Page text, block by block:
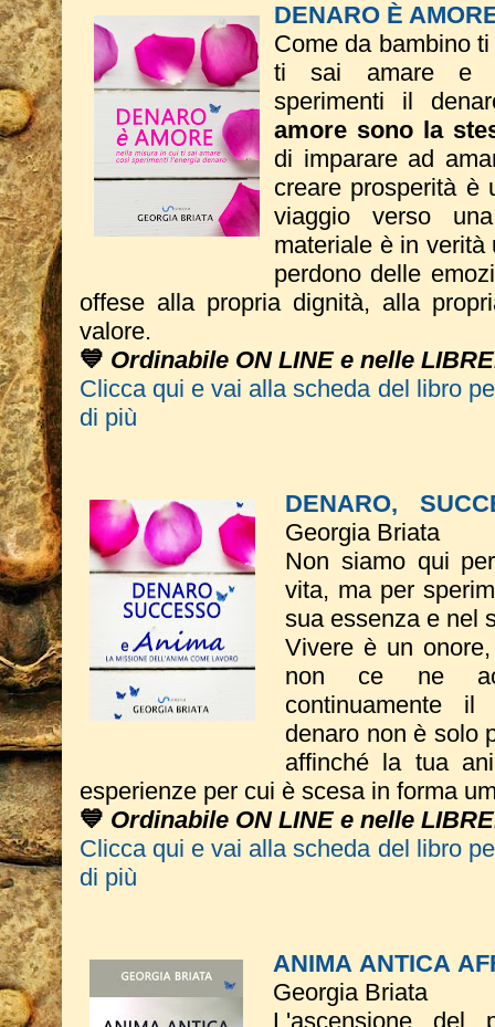
DENARO È
Come da bambino
ti sai amare e
sperimenti il
amore sono la
di imparare ad
creare prosperità è
viaggio verso
materiale è in verità
perdono delle
offese alla propria dignità, alla
valore.
💙 Ordinabile ON LINE e nelle
Clicca qui e vai alla scheda del libro
di più
DENARO,
Georgia Briata
Non siamo qui
vita, ma per
sua essenza e nel
Vivere è un
non ce ne
continuamente
denaro non è solo
affinché la tua
esperienze per cui è scesa in forma
💙 Ordinabile ON LINE e nelle
Clicca qui e vai alla scheda del libro
di più
ANIMA ANTICA
Georgia Briata
L'ascensione del